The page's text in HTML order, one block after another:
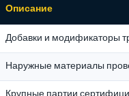
Описание
Добавки и модификаторы
Наружные материалы